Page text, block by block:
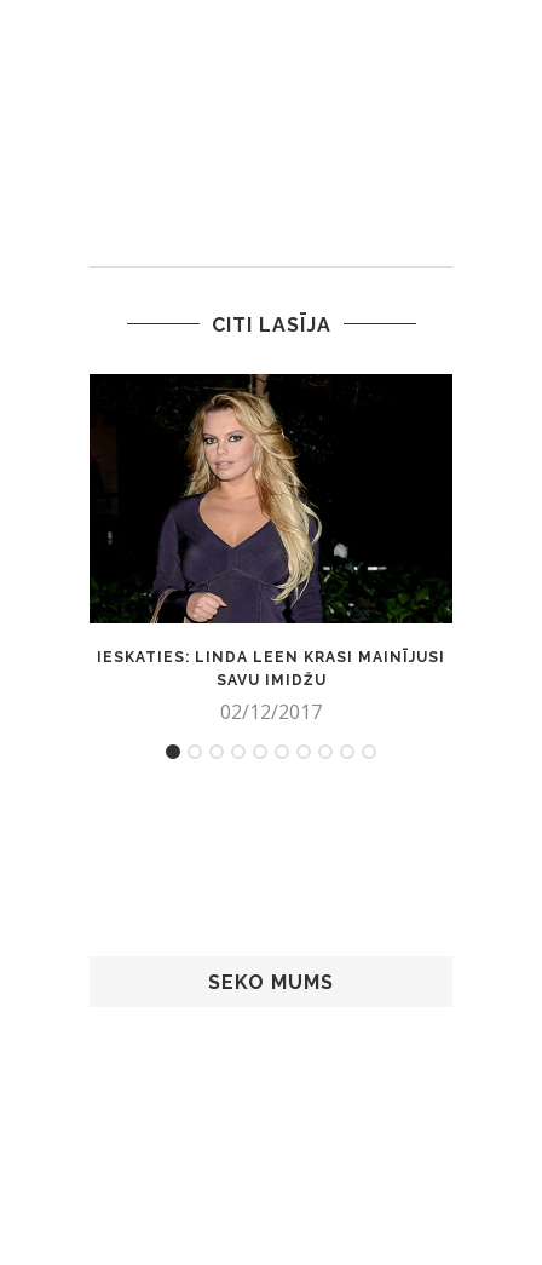
CITI LASĪJA
IESKATIES: LINDA LEEN KRASI MAINĪJUSI
SAVU IMIDŽU
02/12/2017
SEKO MUMS